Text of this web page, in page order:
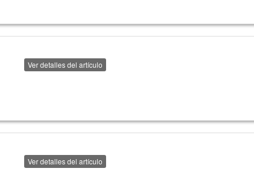
Ver detalles del artículo
Ver detalles del artículo